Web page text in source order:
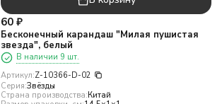
60 ₽
Бесконечный карандаш "Милая пушистая
звезда", белый
В наличии 9 шт.
Артикул:Z-10366-D-02
Серия:Звёзды
Страна производства:Китай